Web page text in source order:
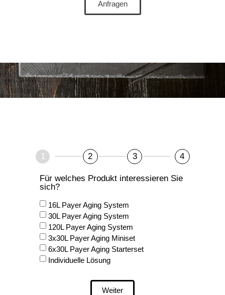
Anfragen
1 2 3 4
Für welches Produkt interessieren Sie
sich?
16L Payer Aging System
30L Payer Aging System
120L Payer Aging System
3x30L Payer Aging Miniset
6x30L Payer Aging Starterset
Individuelle Lösung
Weiter